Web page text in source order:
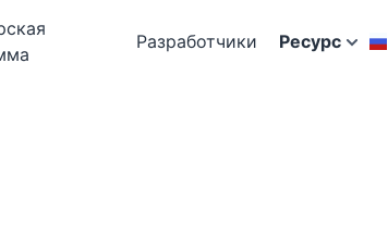
Разработчики Ресурс